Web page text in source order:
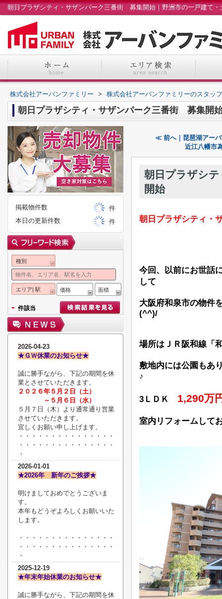
朝日プラザシティ・サザンパーク三番街 募集開始｜野洲市の一戸建て
株式会社アーバンファミリー > 株式会社アーバンファミリーのスタッ
朝日プラザシティ・サザンパーク三番街 募集開
≪ 前へ｜琵琶湖アー
近江八幡市
朝日プラザシ
開始
朝日プラザシティ・
今回、以前にお世話
して
大阪府和泉市の物件
(^^)/
場所はＪＲ阪和線「
敷地内には公園もあ
♪
3ＬＤＫ 1,290万
室内リフォームして
掲載物件数
件
本日の更新件数
件
種別
エリア| 駅 価格 面積
- 件該当
2026-04-23
★ＧＷ休業のお知らせ★
誠に勝手ながら、下記の期間を休
業とさせていただきます。
２０２６年５月２日（土）
～５月６日（水）
５月７日（木）より通常通り営業
させていただきます。
宜しくお願い申し上げます。
・・・・・・・・・・・・・・・
・・・・・・・・・・・・・・・
・
2026-01-01
★2026年 新年のご挨拶★
明けましておめでとうございま
す。
本年もどうぞよろしくお願いいた
します。
・・・・・・・・・・・・・・・
・・・・・・・・・・・・・・・
・
2025-12-19
★年末年始休業のお知らせ★
誠に勝手ながら、下記の期間を休